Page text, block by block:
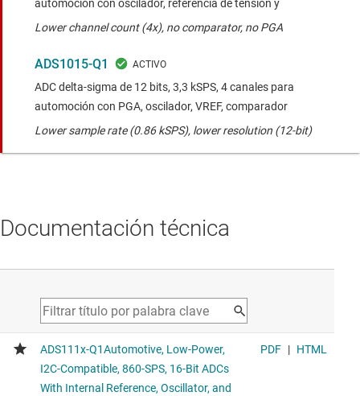
automoción con oscilador, referencia de tensión y
Lower channel count (4x), no comparator, no PGA
ADS1015-Q1
ADC delta-sigma de 12 bits, 3,3 kSPS, 4 canales para
automoción con PGA, oscilador, VREF, comparador
Lower sample rate (0.86 kSPS), lower resolution (12-bit)
Documentación técnica